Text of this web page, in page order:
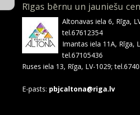
Rīgas bērnu un jauniešu
Altonavas iela 6, Rīga,
tel.67612354
Imantas iela 11A, Rīga,
tel.67105436
Ruses iela 13, Rīga, LV-1029;
E-pasts: pbjcaltona@riga.lv